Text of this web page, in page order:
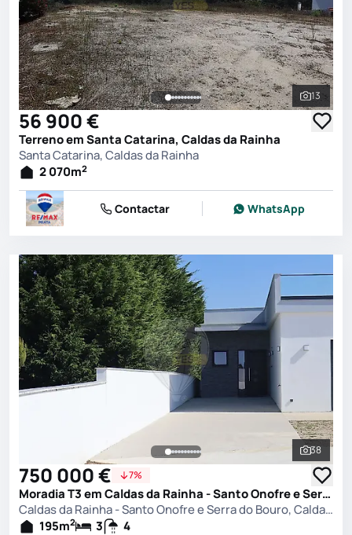
Ver
13
56 900 €
Terreno em Santa Catarina, Caldas da Rainha
Santa Catarina, Caldas da Rainha
2 070m2
Contactar WhatsApp
Ver
38
750 000 € 7%
Moradia T3 em Caldas da Rainha - Santo Onofre e Serra do Bouro, Caldas da Rainha
Caldas da Rainha - Santo Onofre e Serra do Bouro, Caldas da Rainha
195m2 3 4